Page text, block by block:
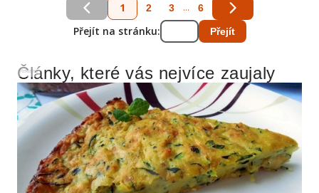
1 2 3 ... 6
Přejít na stránku: Přejít
Reklama
Články, které vás nejvíce zaujaly